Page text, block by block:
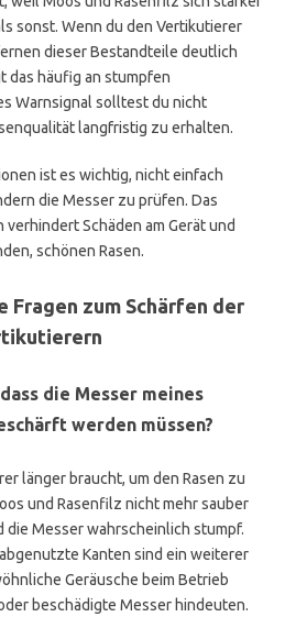
sonst. Wenn du den Vertikutierer
dieser Bestandteile deutlich
das häufig an stumpfen
Warnsignal solltest du nicht
langfristig zu erhalten.
ist es wichtig, nicht einfach
die Messer zu prüfen. Das
Schäden am Gerät und
schönen Rasen.
zum Schärfen der
die Messer meines
werden müssen?
länger braucht, um den Rasen zu
und Rasenfilz nicht mehr sauber
Messer wahrscheinlich stumpf.
Kanten sind ein weiterer
Geräusche beim Betrieb
beschädigte Messer hindeuten.